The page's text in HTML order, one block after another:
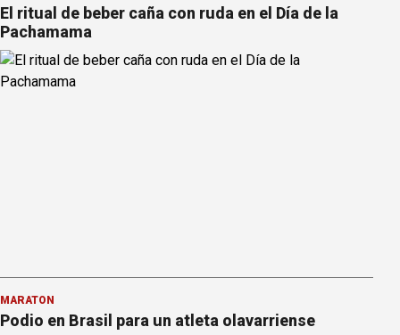
El ritual de beber caña con ruda en el Día de la
Pachamama
MARATÓN
Podio en Brasil para un atleta olavarriense